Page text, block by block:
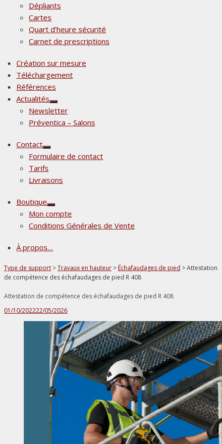
Dépliants
Cartes
Quart d’heure sécurité
Carnet de prescriptions
Création sur mesure
Téléchargement
Références
Actualités
Afficher
le
sous-
menu
Newsletter
Préventica – Salons
Contact
Afficher
le
sous-
menu
Formulaire de contact
Tarifs
Livraisons
Boutique
Afficher
le
sous-
menu
Mon compte
Conditions Générales de Vente
À propos…
Type de support >Travaux en hauteur > Échafaudages de pied >Attestation
de compétence des échafaudages de pied R 408
Attestation de compétence des échafaudages de pied R 408
Publié
01/10/202222/05/2026